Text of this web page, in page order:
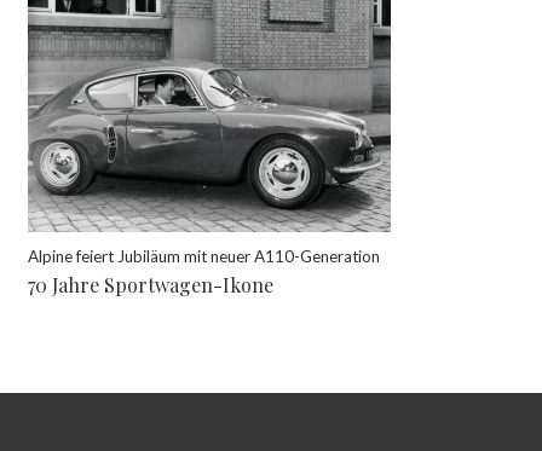
Alpine feiert Jubiläum mit neuer A110-Generation
70 Jahre Sportwagen-Ikone